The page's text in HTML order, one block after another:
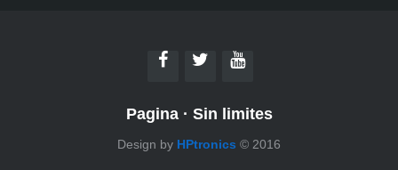
Pagina· Sin limites
Design by HPtronics © 2016